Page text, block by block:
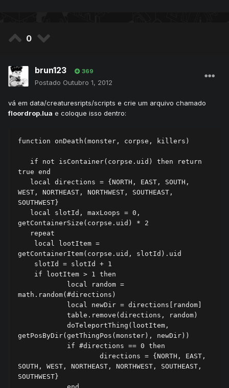
0
brun123 369
Postado Outubro 1, 2012
vá em data/creaturesripts/scripts e crie um arquivo chamado
floordrop.lua e coloque isso dentro:
function onDeath(monster, corpse, killers)
true end
WEST, NORTHEAST, NORTHWEST, SOUTHEAST,
SOUTHWEST}
getContainerSize(corpse.uid) * 2
getContainerItem(corpse.uid, slotId).uid
math.random(#directions)
getPosByDir(getThingPos(monster), newDir))
SOUTH, WEST, NORTHEAST, NORTHWEST, SOUTHEAST,
SOUTHWEST}